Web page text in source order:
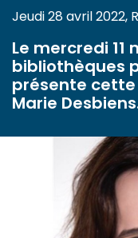
Jeudi 28 avril 2022,
Le mercredi 11
bibliothèques
présente
Marie